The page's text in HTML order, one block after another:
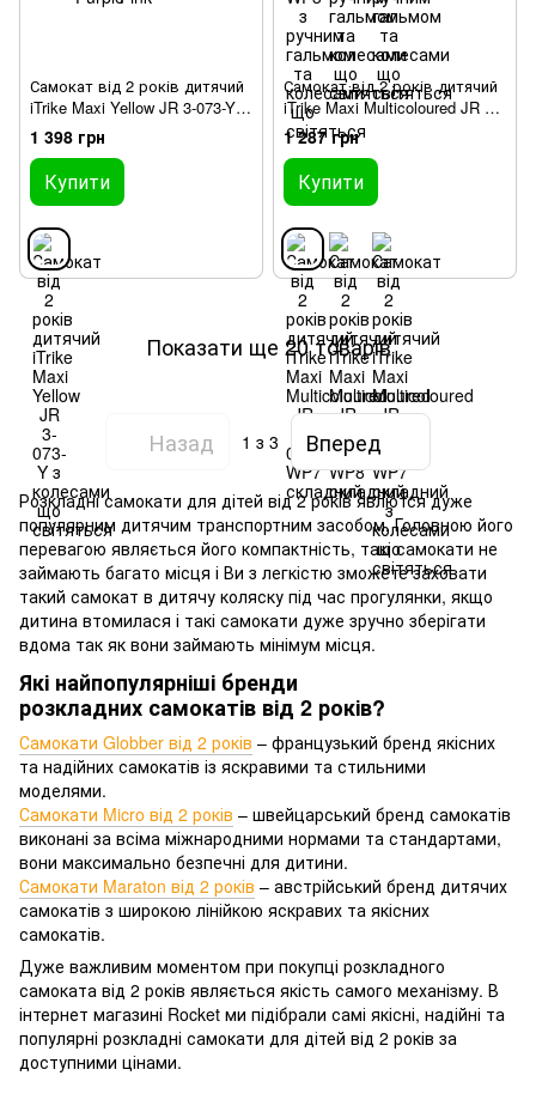
Самокат від 2 років дитячий
iTrike Maxi Yellow JR 3-073-Y з
колесами що світяться
1 398 грн
Купити
Самокат від 2 років дитячий
iTrike Maxi Multicoloured JR 3-
055-WP7 складний
1 287 грн
Купити
Показати ще 20 товарів
Назад 1 з 3 Вперед
Розкладні самокати для дітей від 2 років явлются дуже
популярним дитячим транспортним засобом. Головною його
перевагою являється його компактність, такі самокати не
займають багато місця і Ви з легкістю зможете заховати
такий самокат в дитячу коляску під час прогулянки, якщо
дитина втомилася і такі самокати дуже зручно зберігати
вдома так як вони займають мінімум місця.
Які найпопулярніші бренди
розкладних самокатів від 2 років?
Самокати Globber від 2 років – французький бренд якісних
та надійних самокатів із яскравими та стильними
моделями.
Самокати Micro від 2 років – швейцарський бренд самокатів
виконані за всіма міжнародними нормами та стандартами,
вони максимально безпечні для дитини.
Самокати Maraton від 2 років – австрійський бренд дитячих
самокатів з широкою лінійкою яскравих та якісних
самокатів.
Дуже важливим моментом при покупці розкладного
самоката від 2 років являється якість самого механізму. В
інтернет магазині Rocket ми підібрали самі якісні, надійні та
популярні розкладні самокати для дітей від 2 років за
доступними цінами.